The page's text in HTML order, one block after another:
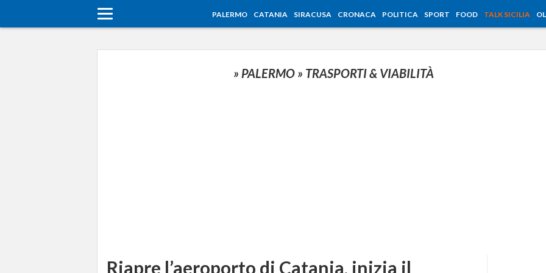
PALERMO CATANIA SIRACUSA CRONACA POLITICA SPORT FOOD TALK SICILIA
» PALERMO » TRASPORTI & VIABILITÀ
Riapre l’aeroporto di Catania, inizia il